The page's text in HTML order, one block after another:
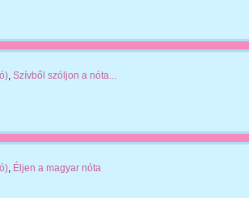
, Szívből szóljon a nóta...
, Éljen a magyar nóta